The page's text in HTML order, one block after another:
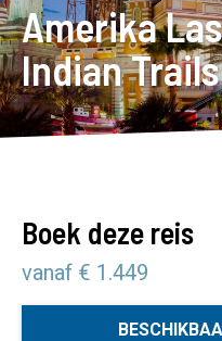
Amerika
Indian Trails
Boek deze reis
vanaf € 1.449